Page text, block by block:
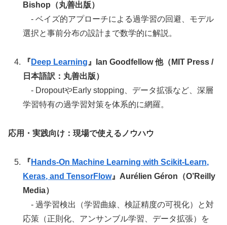
Bishop（丸善出版）
- ベイズ的アプローチによる過学習の回避、モデル
選択と事前分布の設計まで数学的に解説。
『 Deep Learning 』Ian Goodfellow 他（MIT Press /
日本語訳：丸善出版）
- DropoutやEarly stopping、データ拡張など、深層
学習特有の過学習対策を体系的に網羅。
応用・実践向け：現場で使えるノウハウ
『 Hands-On Machine Learning with Scikit-Learn,
Keras, and TensorFlow』Aurélien Géron（O’Reilly
Media）
- 過学習検出（学習曲線、検証精度の可視化）と対
応策（正則化、アンサンブル学習、データ拡張）を